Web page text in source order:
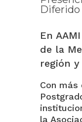
Diferido
En
de la
región
Con
la